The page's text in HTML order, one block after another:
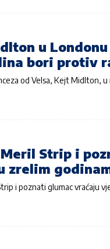
u
bori protiv
od Velsa, Kejt Midlton,
Strip i
zrelim
i poznati glumac vraćaju